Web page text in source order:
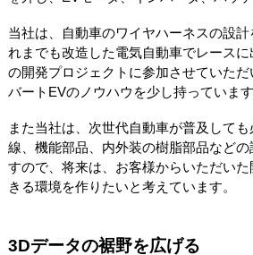
当社は、自動車のワイヤハーネスの設計
れまでも改造した電気自動車でレース
の開発プロジェクトに参加させていた
バートEVのノウハウを少し持っています
また当社は、次世代自動車が普及して
線、機能部品、内外装の樹脂部品など
すので、将来は、お客様からいただい
きる環境を作りたいと考えています。
3Dデータの裾野を広げる